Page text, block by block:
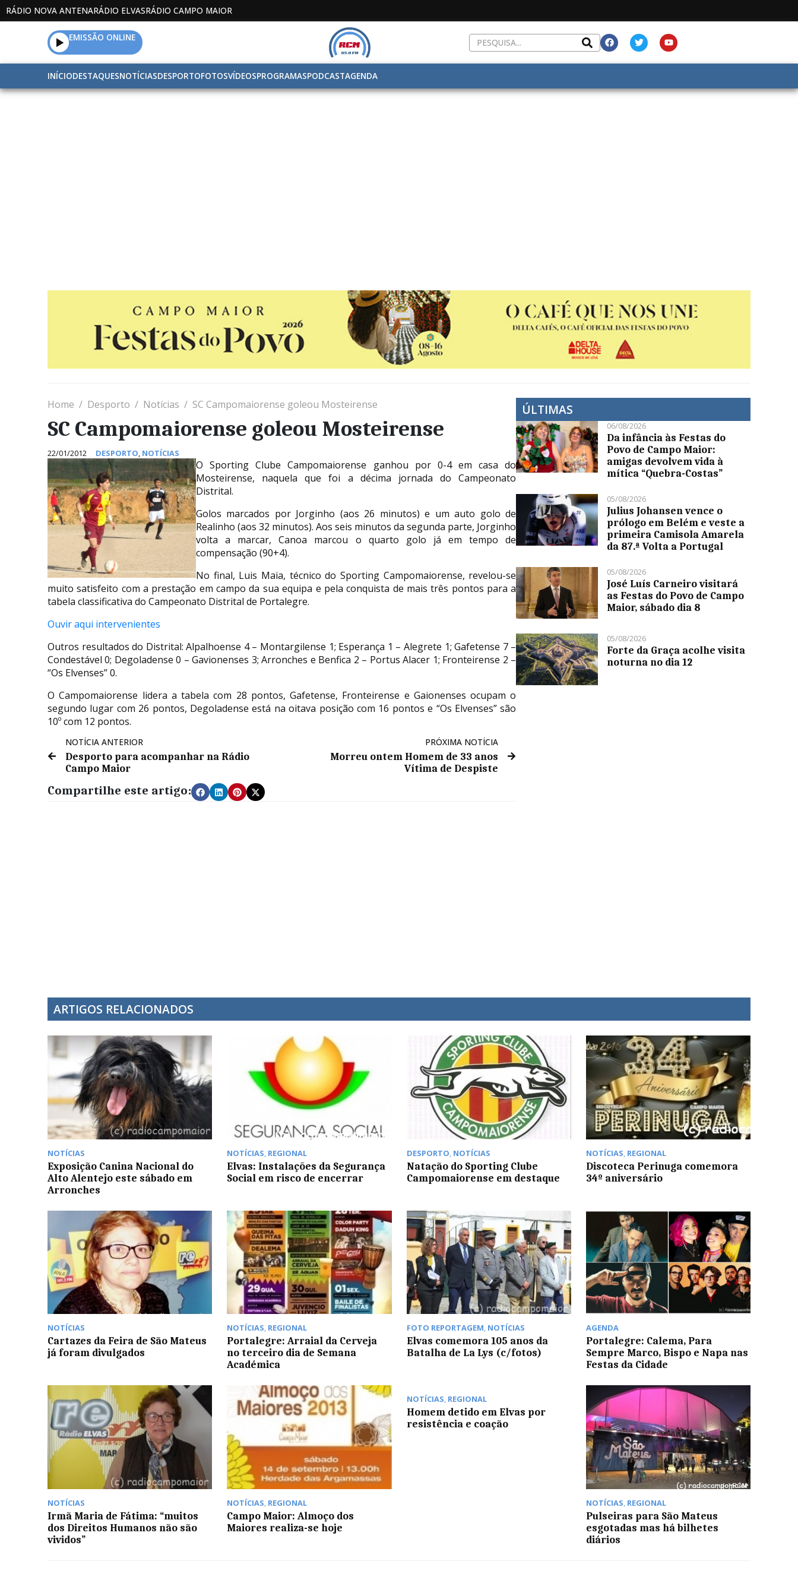
RÁDIO NOVA ANTENARÁDIO ELVASRÁDIO CAMPO MAIOR
EMISSÃO ONLINE
INÍCIODESTAQUESNOTÍCIASDESPORTOFOTOSVÍDEOSPROGRAMASPODCASTAGENDA
Home Desporto Notícias SC Campomaiorense goleou Mosteirense
SC Campomaiorense goleou Mosteirense
22/01/2012 DESPORTO, NOTÍCIAS
O Sporting Clube Campomaiorense ganhou por 0-4 em casa do
Mosteirense, naquela que foi a décima jornada do Campeonato
Distrital.
Golos marcados por Jorginho (aos 26 minutos) e um auto golo de
Realinho (aos 32 minutos). Aos seis minutos da segunda parte, Jorginho
volta a marcar, Canoa marcou o quarto golo já em tempo de
compensação (90+4).
No final, Luis Maia, técnico do Sporting Campomaiorense, revelou-se
muito satisfeito com a prestação em campo da sua equipa e pela conquista de mais três pontos para a
tabela classificativa do Campeonato Distrital de Portalegre.
Ouvir aqui intervenientes
Outros resultados do Distrital: Alpalhoense 4 – Montargilense 1; Esperança 1 – Alegrete 1; Gafetense 7 –
Condestável 0; Degoladense 0 – Gavionenses 3; Arronches e Benfica 2 – Portus Alacer 1; Fronteirense 2 –
“Os Elvenses” 0.
O Campomaiorense lidera a tabela com 28 pontos, Gafetense, Fronteirense e Gaionenses ocupam o
segundo lugar com 26 pontos, Degoladense está na oitava posição com 16 pontos e “Os Elvenses” são
10º com 12 pontos.
NOTÍCIA ANTERIOR
Desporto para acompanhar na Rádio
Campo Maior
PRÓXIMA NOTÍCIA
Morreu ontem Homem de 33 anos
Vítima de Despiste
Compartilhe este artigo:
ÚLTIMAS
06/08/2026
Da infância às Festas do
Povo de Campo Maior:
amigas devolvem vida à
mítica “Quebra-Costas”
05/08/2026
Julius Johansen vence o
prólogo em Belém e veste a
primeira Camisola Amarela
da 87.ª Volta a Portugal
05/08/2026
José Luís Carneiro visitará
as Festas do Povo de Campo
Maior, sábado dia 8
05/08/2026
Forte da Graça acolhe visita
noturna no dia 12
ARTIGOS RELACIONADOS
NOTÍCIAS
Exposição Canina Nacional do
Alto Alentejo este sábado em
Arronches
NOTÍCIAS, REGIONAL
Elvas: Instalações da Segurança
Social em risco de encerrar
DESPORTO, NOTÍCIAS
Natação do Sporting Clube
Campomaiorense em destaque
NOTÍCIAS, REGIONAL
Discoteca Perinuga comemora
34º aniversário
NOTÍCIAS
Cartazes da Feira de São Mateus
já foram divulgados
NOTÍCIAS, REGIONAL
Portalegre: Arraial da Cerveja
no terceiro dia de Semana
Académica
FOTO REPORTAGEM, NOTÍCIAS
Elvas comemora 105 anos da
Batalha de La Lys (c/fotos)
AGENDA
Portalegre: Calema, Para
Sempre Marco, Bispo e Napa nas
Festas da Cidade
NOTÍCIAS
Irmã Maria de Fátima: “muitos
dos Direitos Humanos não são
vividos”
NOTÍCIAS, REGIONAL
Campo Maior: Almoço dos
Maiores realiza-se hoje
NOTÍCIAS, REGIONAL
Homem detido em Elvas por
resistência e coação
NOTÍCIAS, REGIONAL
Pulseiras para São Mateus
esgotadas mas há bilhetes
diários